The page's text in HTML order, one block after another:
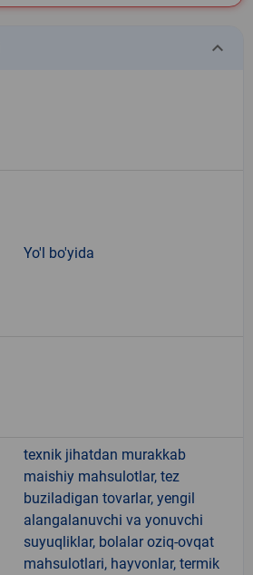
keyboard_arrow_down
Yo'l bo'yida
texnik jihatdan murakkab
maishiy mahsulotlar, tez
buziladigan tovarlar, yengil
alangalanuvchi va yonuvchi
suyuqliklar, bolalar oziq-ovqat
mahsulotlari, hayvonlar, termik